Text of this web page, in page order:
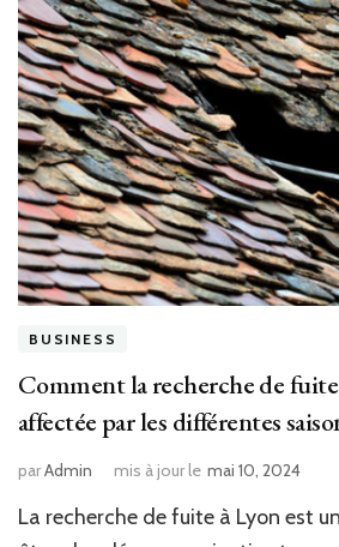
BUSINESS
Comment la recherche de
affectée par les différentes
parAdmin mis à jour le mai 10, 2024
La recherche de fuite à Lyon est